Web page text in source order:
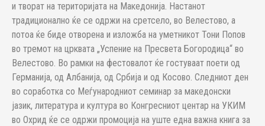
и творат на територијата на Македонија. Настанот
традиционално ќе се одржи на сретсело, во Велестово, а
потоа ќе биде отворена и изложба на уметникот Тони Попов
во тремот на црквата „Успение на Пресвета Богородица“ во
Велестово. Во рамки на фестовалот ќе гостуваат поети од
Германија, од Албанија, од Србија и од Косово. Следниот ден
во соработка со Меѓународниот семинар за македонски
јазик, литература и култура во Конгресниот центар на УКИМ
во Охрид ќе се одржи промоција на уште една важна книга за